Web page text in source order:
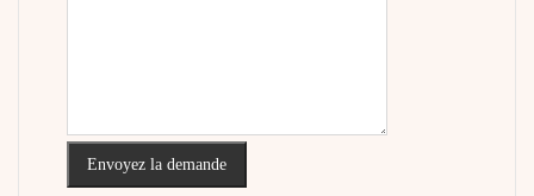
Envoyez la demande